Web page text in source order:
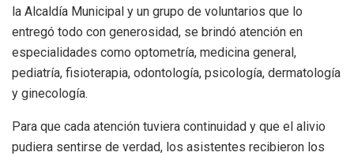
la Alcaldía Municipal y un grupo de voluntarios que lo
entregó todo con generosidad, se brindó atención en
especialidades como optometría, medicina general,
pediatría, fisioterapia, odontología, psicología, dermatología
y ginecología.
Para que cada atención tuviera continuidad y que el alivio
pudiera sentirse de verdad, los asistentes recibieron los